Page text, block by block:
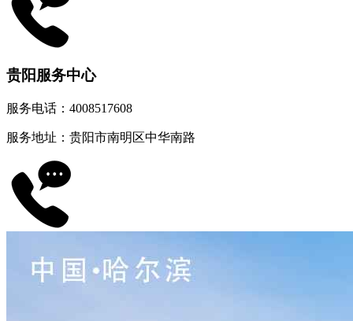
贵阳服务中心
服务电话：4008517608
服务地址：贵阳市南明区中华南路